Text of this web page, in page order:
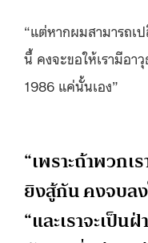
“แต่หากผมสามารถเ
นี้ คงจะขอให้เรามีอา
1986 แค่นั้นเอง”
“เพราะถ้าพวก
ยิงสู้กัน คงจบลง
“และเราจะเป็น